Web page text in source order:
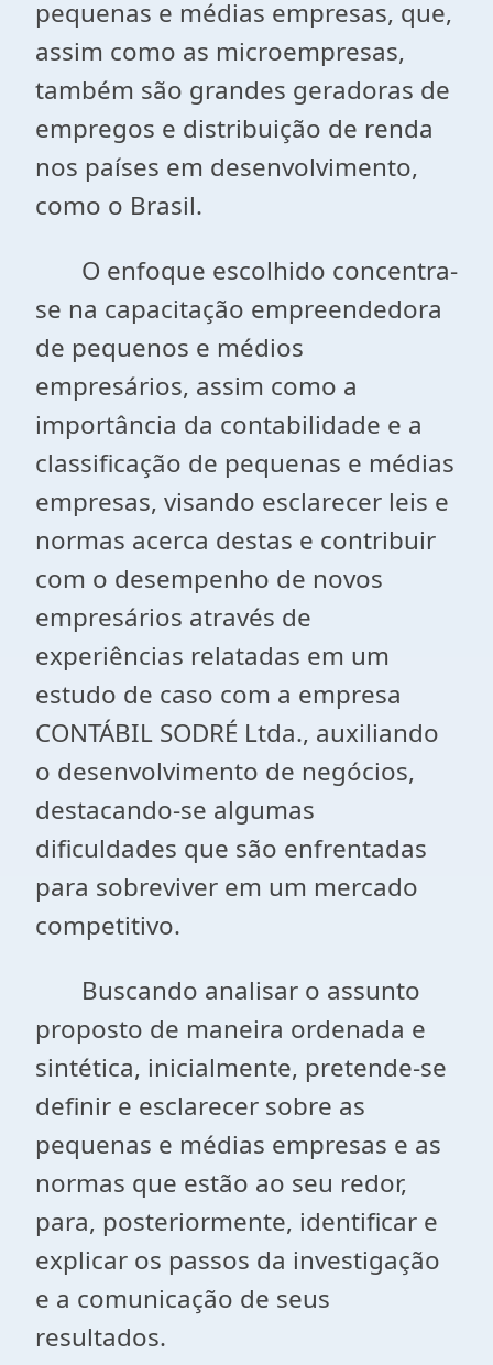
pequenas e médias empresas, que,
assim como as microempresas,
também são grandes geradoras de
empregos e distribuição de renda
nos países em desenvolvimento,
como o Brasil.
O enfoque escolhido concentra-
se na capacitação empreendedora
de pequenos e médios
empresários, assim como a
importância da contabilidade e a
classificação de pequenas e médias
empresas, visando esclarecer leis e
normas acerca destas e contribuir
com o desempenho de novos
empresários através de
experiências relatadas em um
estudo de caso com a empresa
CONTÁBIL SODRÉ Ltda., auxiliando
o desenvolvimento de negócios,
destacando-se algumas
dificuldades que são enfrentadas
para sobreviver em um mercado
competitivo.
Buscando analisar o assunto
proposto de maneira ordenada e
sintética, inicialmente, pretende-se
definir e esclarecer sobre as
pequenas e médias empresas e as
normas que estão ao seu redor,
para, posteriormente, identificar e
explicar os passos da investigação
e a comunicação de seus
resultados.